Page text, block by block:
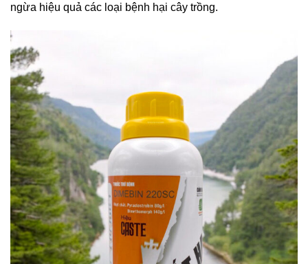
ngừa hiệu quả các loại bệnh hại cây trồng.